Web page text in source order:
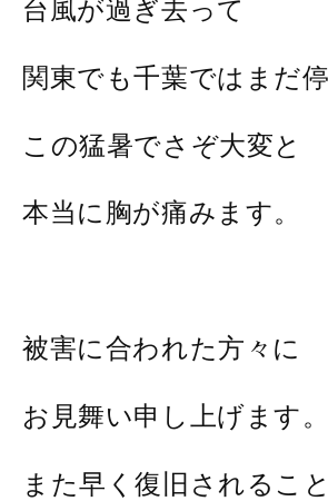
台風が過ぎ去って
関東でも千葉ではまだ
この猛暑でさぞ大変と
本当に胸が痛みます。
被害に合われた方々に
お見舞い申し上げます。
また早く復旧されるこ